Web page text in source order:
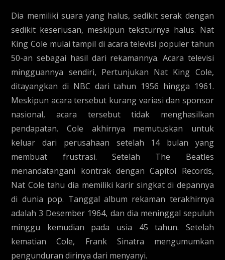
Dia memiliki suara yang halus, sedikit serak dengan
sedikit keseriusan, meskipun teksturnya halus. Nat
King Cole mulai tampil di acara televisi populer tahun
50-an sebagai hasil dari rekamannya. Acara televisi
mingguannya sendiri, Pertunjukan Nat King Cole,
ditayangkan di NBC dari tahun 1956 hingga 1961.
Meskipun acara tersebut kurang variasi dan sponsor
nasional, acara tersebut tidak menghasilkan
pendapatan. Cole akhirnya memutuskan untuk
keluar dari perusahaan setelah 14 bulan yang
membuat frustrasi. Setelah The Beatles
menandatangani kontrak dengan Capitol Records,
Nat Cole tahu dia memiliki karir singkat di depannya
di dunia pop. Tanggal album rekaman terakhirnya
adalah 3 Desember 1964, dan dia meninggal sepuluh
minggu kemudian pada usia 45 tahun. Setelah
kematian Cole, Frank Sinatra mengumumkan
pengunduran dirinya dari menyanyi.